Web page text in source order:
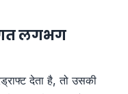
लगभग
देता है, तो उसकी